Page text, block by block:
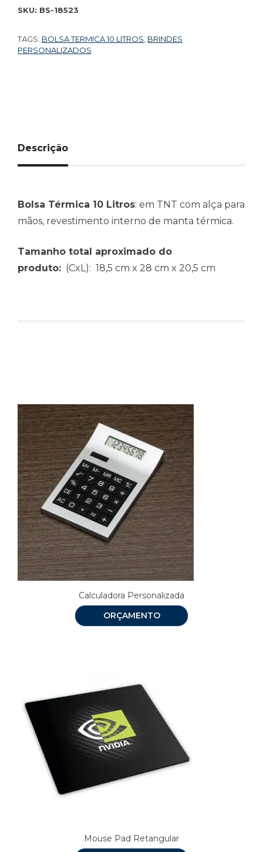
SKU: BS-18523
TAGS: BOLSA TERMICA 10 LITROS BRINDES
PERSONALIZADOS
Descrição
Bolsa Térmica 10 Litros: em TNT com alça para
mãos, revestimento interno de manta térmica.
Tamanho total aproximado do
produto: (CxL): 18,5 cm x 28 cm x 20,5 cm
Calculadora Personalizada
ORÇAMENTO
Mouse Pad Retangular